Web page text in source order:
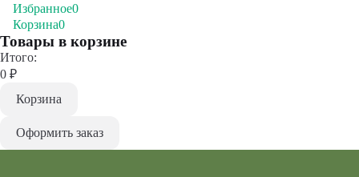
Избранное0
Корзина0
Товары в корзине
Итого:
0 ₽
Корзина
Оформить заказ